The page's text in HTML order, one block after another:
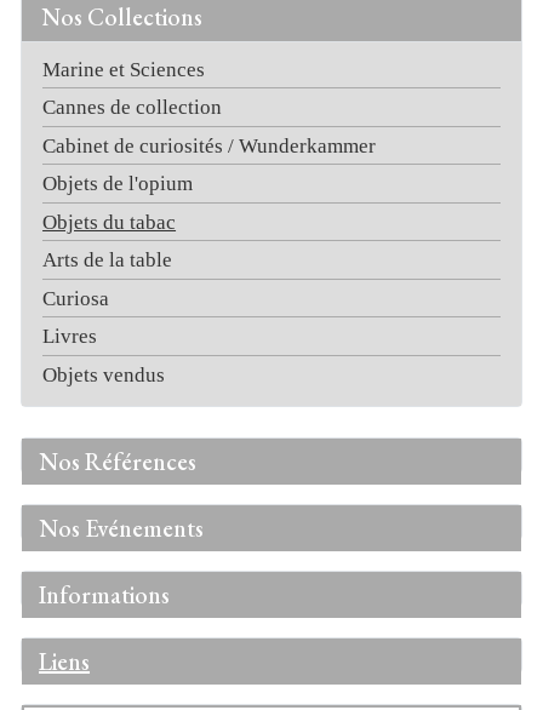
Nos Collections
Marine et Sciences
Cannes de collection
Cabinet de curiosités / Wunderkammer
Objets de l'opium
Objets du tabac
Arts de la table
Curiosa
Livres
Objets vendus
Nos Références
Nos Evénements
Informations
Liens